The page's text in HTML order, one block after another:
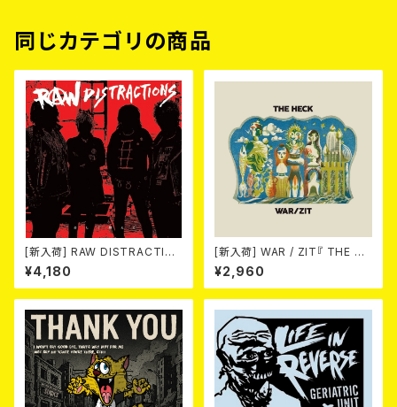
同じカテゴリの商品
[新入荷] RAW DISTRACTIO
NS / 奇しく燃える (LP)
¥4,180
[新入荷] WAR / ZIT『 THE HE
CK( 12") 』
¥2,960